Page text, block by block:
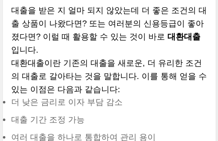
대출을 받은 지 얼마 되지 않았는데 더 좋은 조건의 대
출 상품이 나왔다면? 또는 여러분의 신용등급이 좋아
졌다면? 이럴 때 활용할 수 있는 것이 바로 대환대출
입니다.
대환대출이란 기존의 대출을 새로운, 더 유리한 조건
의 대출로 갈아타는 것을 말합니다. 이를 통해 얻을 수
있는 이점은 다음과 같습니다:
더 낮은 금리로 이자 부담 감소
대출 기간 조정 가능
여러 대출을 하나로 통합하여 관리 용이